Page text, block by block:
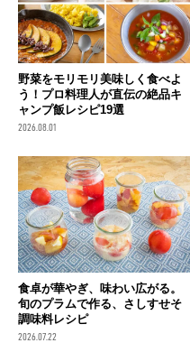
野菜をモリモリ美味しく食べよ
う！プロ料理人が直伝の絶品キ
ャンプ飯レシピ19選
2026.08.01
食卓が華やぎ、味わい広がる。
旬のプラムで作る、さしすせそ
調味料レシピ
2026.07.22